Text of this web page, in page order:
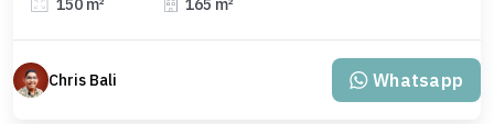
150 m² 165 m²
Chris Bali Whatsapp